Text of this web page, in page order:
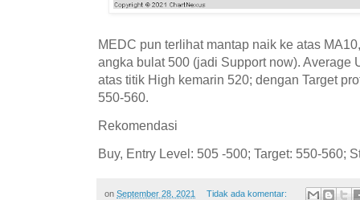
MEDC pun terlihat mantap naik ke atas
angka bulat 500 (jadi Support now). Average
atas titik High kemarin 520; dengan Target
550-560.
Rekomendasi
Buy, Entry Level: 505 -500; Target: 550-560;
on September 28, 2021 Tidak ada komentar: